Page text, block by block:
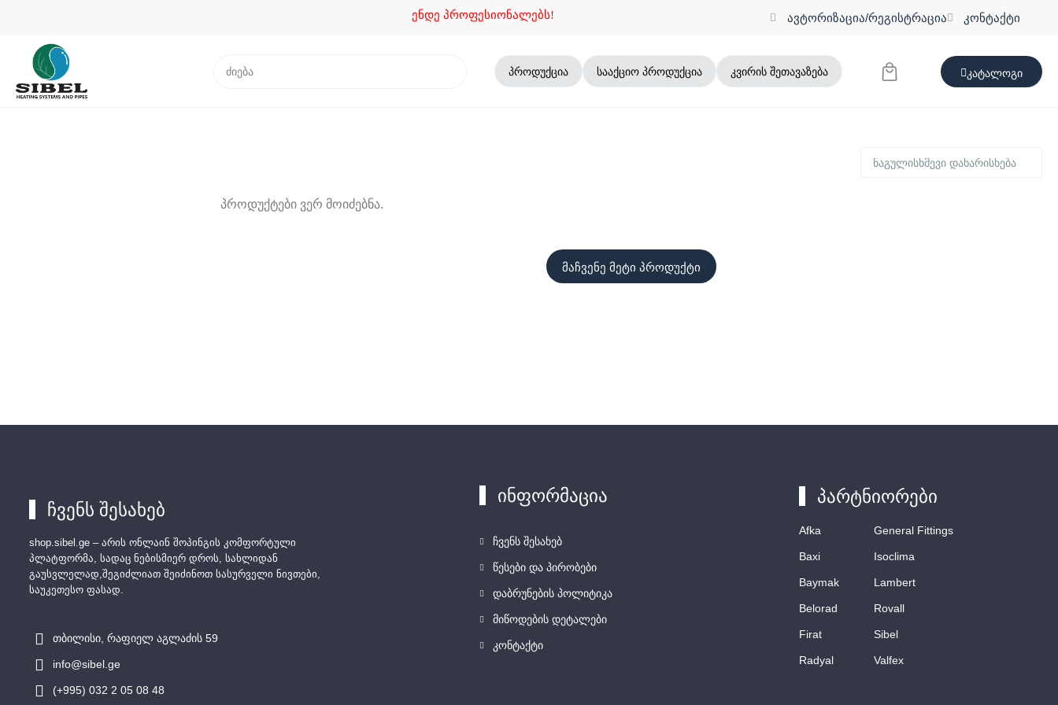
ენდე პროფესიონალებს! ავტორიზაცია/რეგისტრაცია კონტაქტი
პროდუქცია სააქციო პროდუქცია კვირის შეთავაზება კატალოგი
პროდუქტები ვერ მოიძებნა.
მაჩვენე მეტი პროდუქტი
ჩვენს შესახებ
shop.sibel.ge – არის ონლაინ შოპინგის კომფორტული
პლატფორმა, სადაც ნებისმიერ დროს, სახლიდან
გაუსვლელად,შეგიძლიათ შეიძინოთ სასურველი ნივთები,
საუკეთესო ფასად.
თბილისი, რაფიელ აგლაძის 59
info@sibel.ge
(+995) 032 2 05 08 48
ინფორმაცია
ჩვენს შესახებ
წესები და პირობები
დაბრუნების პოლიტიკა
მიწოდების დეტალები
კონტაქტი
პარტნიორები
Afka
Baxi
Baymak
Belorad
Firat
Radyal
General Fittings
Isoclima
Lambert
Rovall
Sibel
Valfex